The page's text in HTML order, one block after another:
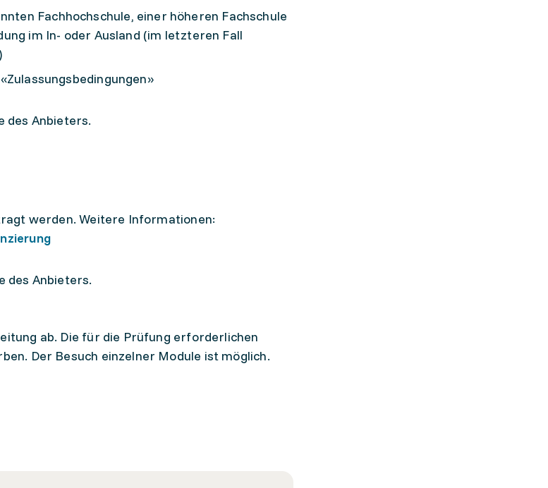
Fachhochschule, einer höheren Fachschule
im In- oder Ausland (im letzteren Fall
des Anbieters.
werden. Weitere Informationen:
des Anbieters.
ab. Die für die Prüfung erforderlichen
Der Besuch einzelner Module ist möglich.